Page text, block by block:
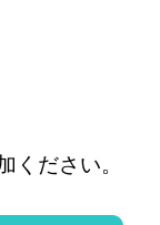
ください。